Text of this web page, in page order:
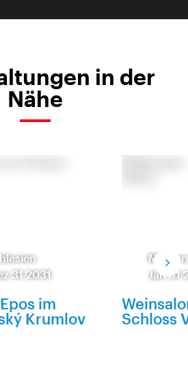
in der
Nähe
31 2031
im
Krumlov
Jan 31
Schloss